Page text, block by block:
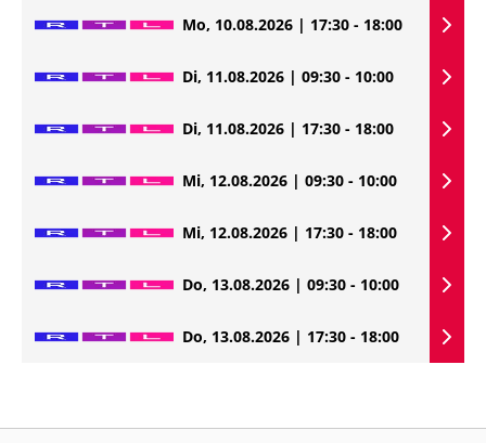
Mo, 10.08.2026 | 17:30 - 18:00
Di, 11.08.2026 | 09:30 - 10:00
Di, 11.08.2026 | 17:30 - 18:00
Mi, 12.08.2026 | 09:30 - 10:00
Mi, 12.08.2026 | 17:30 - 18:00
Do, 13.08.2026 | 09:30 - 10:00
Do, 13.08.2026 | 17:30 - 18:00